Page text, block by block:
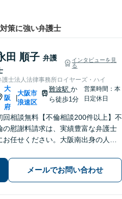
策に強い弁護士
田 順子 弁護
インタビューを見
る
護士法人法律事務所ロイヤーズ・ハイ
大
阪
府
大阪市
浪速区
難波駅 か
ら徒歩1分
営業時間：本
日定休日
回相談無料【不倫相談200件以上】不
の慰謝料請求は、実績豊富な弁護士
お任せください。大阪南出身の人情
通事故に遭われてお困りの方はお気軽
にお電話ください【当日／夜間／休日
相談可】
メールでお問い合わせ